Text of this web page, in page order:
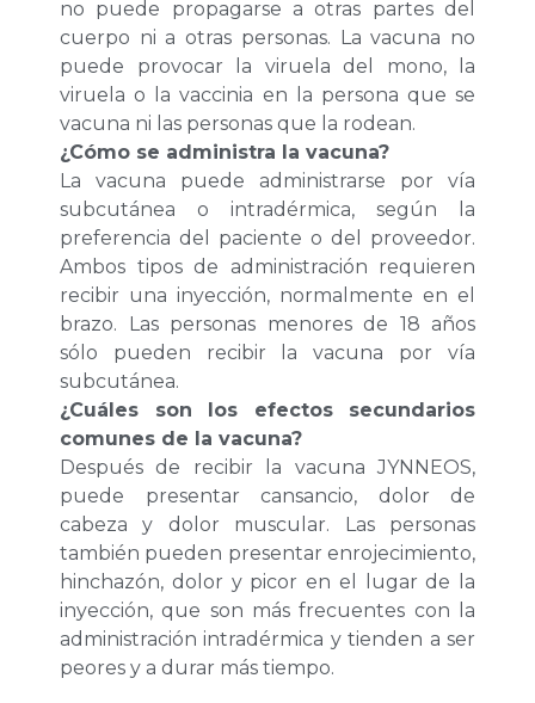
no puede propagarse a otras partes del
cuerpo ni a otras personas. La vacuna no
puede provocar la viruela del mono, la
viruela o la vaccinia en la persona que se
vacuna ni las personas que la rodean.
¿Cómo se administra la vacuna?
La vacuna puede administrarse por vía
subcutánea o intradérmica, según la
preferencia del paciente o del proveedor.
Ambos tipos de administración requieren
recibir una inyección, normalmente en el
brazo. Las personas menores de 18 años
sólo pueden recibir la vacuna por vía
subcutánea.
¿Cuáles son los efectos secundarios
comunes de la vacuna?
Después de recibir la vacuna JYNNEOS,
puede presentar cansancio, dolor de
cabeza y dolor muscular. Las personas
también pueden presentar enrojecimiento,
hinchazón, dolor y picor en el lugar de la
inyección, que son más frecuentes con la
administración intradérmica y tienden a ser
peores y a durar más tiempo.